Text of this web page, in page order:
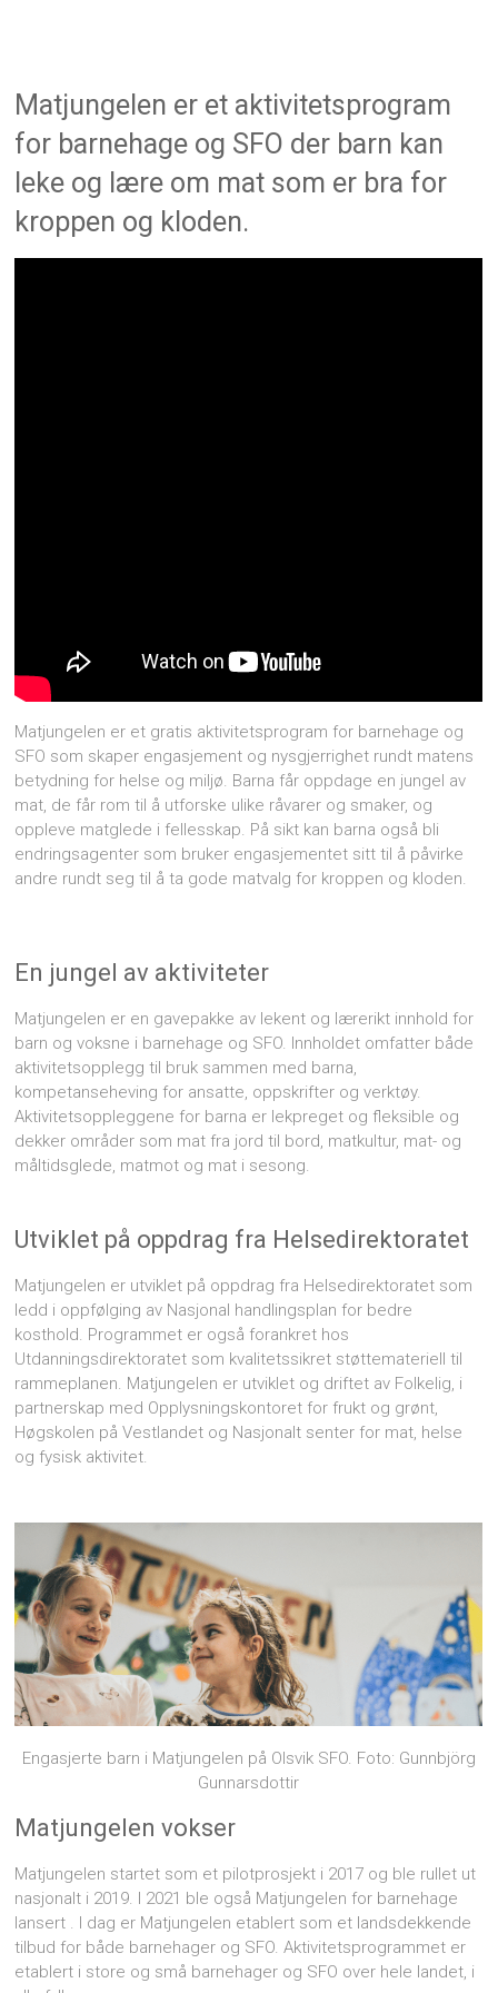
Matjungelen er et aktivitetsprogram
for barnehage og SFO der barn kan
leke og lære om mat som er bra for
kroppen og kloden.
Matjungelen er et gratis aktivitetsprogram for barnehage og
SFO som skaper engasjement og nysgjerrighet rundt matens
betydning for helse og miljø. Barna får oppdage en jungel av
mat, de får rom til å utforske ulike råvarer og smaker, og
oppleve matglede i fellesskap. På sikt kan barna også bli
endringsagenter som bruker engasjementet sitt til å påvirke
andre rundt seg til å ta gode matvalg for kroppen og kloden.
En jungel av aktiviteter
Matjungelen er en gavepakke av lekent og lærerikt innhold for
barn og voksne i barnehage og SFO. Innholdet omfatter både
aktivitetsopplegg til bruk sammen med barna,
kompetanseheving for ansatte, oppskrifter og verktøy.
Aktivitetsoppleggene for barna er lekpreget og fleksible og
dekker områder som mat fra jord til bord, matkultur, mat- og
måltidsglede, matmot og mat i sesong.
Utviklet på oppdrag fra Helsedirektoratet
Matjungelen er utviklet på oppdrag fra Helsedirektoratet som
ledd i oppfølging av Nasjonal handlingsplan for bedre
kosthold. Programmet er også forankret hos
Utdanningsdirektoratet som kvalitetssikret støttemateriell til
rammeplanen. Matjungelen er utviklet og driftet av Folkelig, i
partnerskap med Opplysningskontoret for frukt og grønt,
Høgskolen på Vestlandet og Nasjonalt senter for mat, helse
og fysisk aktivitet.
Engasjerte barn i Matjungelen på Olsvik SFO. Foto: Gunnbjörg
Gunnarsdottir
Matjungelen vokser
Matjungelen startet som et pilotprosjekt i 2017 og ble rullet ut
nasjonalt i 2019. I 2021 ble også Matjungelen for barnehage
lansert . I dag er Matjungelen etablert som et landsdekkende
tilbud for både barnehager og SFO. Aktivitetsprogrammet er
etablert i store og små barnehager og SFO over hele landet, i